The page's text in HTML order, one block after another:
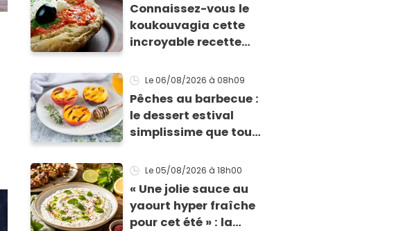
Connaissez-vous le
koukouvagia cette
incroyable recette
pain rassis et de
tomates
Le 06/08/2026 à 08h09
Pêches au barbecue :
le dessert estival
simplissime que tous
réclamer
Le 05/08/2026 à 18h00
« Une jolie sauce au
yaourt hyper fraîche
pour cet été » : la